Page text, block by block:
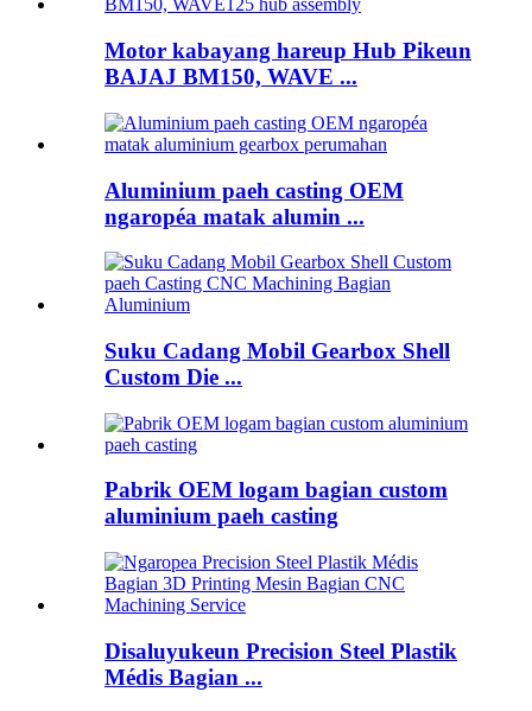
Motor kabayang hareup Hub Pikeun
BAJAJ BM150, WAVE ...
Aluminium paeh casting OEM
ngaropéa matak alumin ...
Suku Cadang Mobil Gearbox Shell
Custom Die ...
Pabrik OEM logam bagian custom
aluminium paeh casting
Disaluyukeun Precision Steel Plastik
Médis Bagian ...